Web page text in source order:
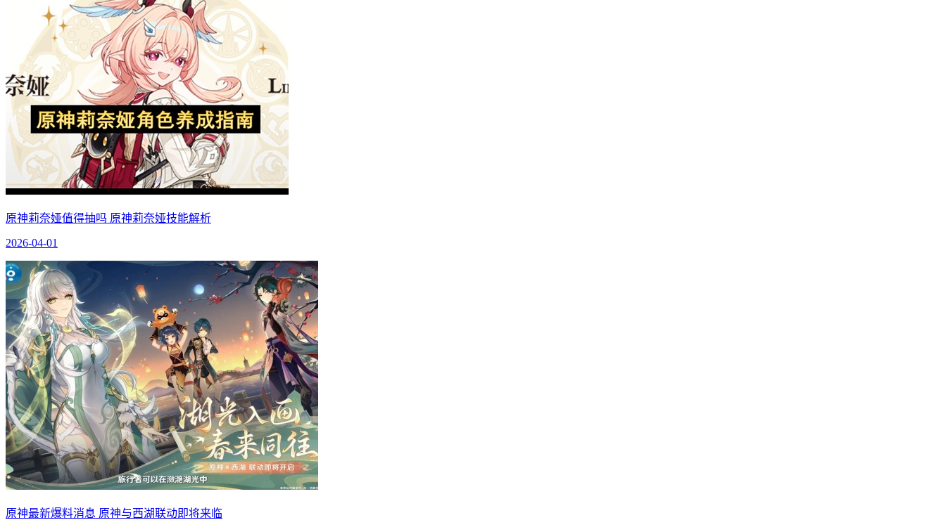
原神莉奈娅值得抽吗 原神莉奈娅技能解析
2026-04-01
原神最新爆料消息 原神与西湖联动即将来临